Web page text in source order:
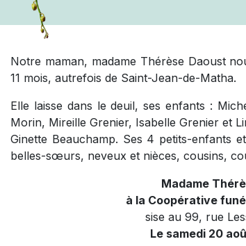
Notre maman, madame Thérèse Daoust
11 mois, autrefois de Saint-Jean-de-Matha.
Elle laisse dans le deuil, ses enfants :
Morin, Mireille Grenier, Isabelle Grenier et
Ginette Beauchamp. Ses 4 petits-enfants
belles-sœurs, neveux et nièces, cousins,
Madame
à la Coopérative
sise au 99, rue
Le samedi 20